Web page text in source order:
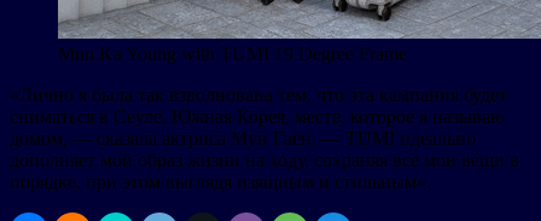
Mun Ka Young with TUMI 19 Degree Frame
«Лично я была так взволнована тем, что эта кампания будет
сниматься в Сеуле, Южная Корея, месте, которое я называю
домом — сказала актриса Мун Гаён. — TUMI идеально
дополняет мой образ жизни на ходу, сохраняя все мои вещи в
порядке, при этом выглядя изящным и стильным».